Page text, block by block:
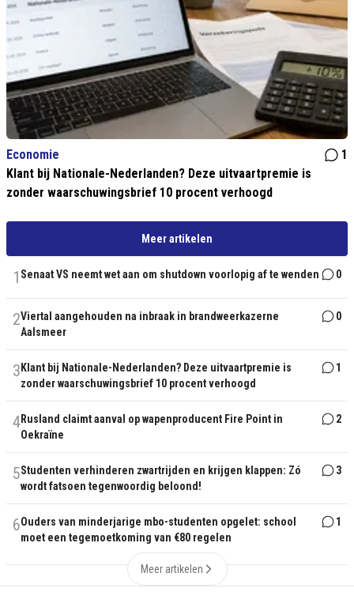
Economie
1
Klant bij Nationale-Nederlanden? Deze uitvaartpremie is
zonder waarschuwingsbrief 10 procent verhoogd
Meer artikelen
1 Senaat VS neemt wet aan om shutdown voorlopig af te wenden 0
2Viertal aangehouden na inbraak in brandweerkazerne
Aalsmeer
0
3 Klant bij Nationale-Nederlanden? Deze uitvaartpremie is
zonder waarschuwingsbrief 10 procent verhoogd
1
4Rusland claimt aanval op wapenproducent Fire Point in
Oekraïne
2
5Studenten verhinderen zwartrijden en krijgen klappen: Zó
wordt fatsoen tegenwoordig beloond!
3
6Ouders van minderjarige mbo-studenten opgelet: school
moet een tegemoetkoming van €80 regelen
1
Meer artikelen